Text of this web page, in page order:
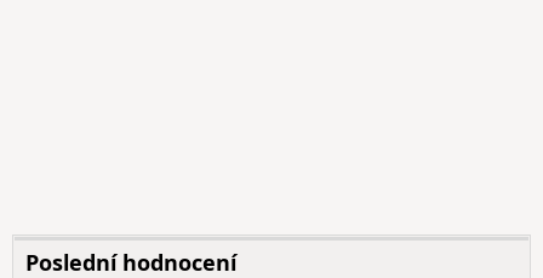
Poslední hodnocení